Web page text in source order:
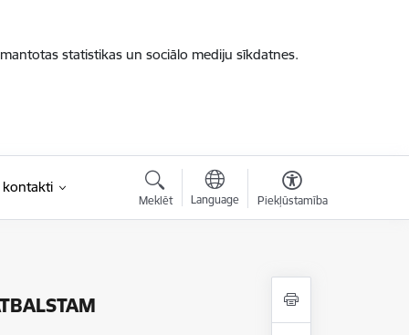
statistikas un sociālo mediju sīkdatnes.
kontakti
Meklēt Language Piekļūstamība